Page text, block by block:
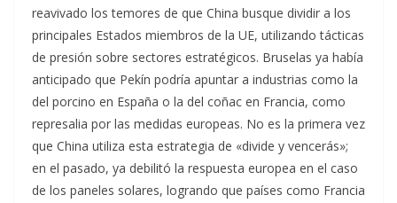
reavivado los temores de que China busque dividir a los
principales Estados miembros de la UE, utilizando tácticas
de presión sobre sectores estratégicos. Bruselas ya había
anticipado que Pekín podría apuntar a industrias como la
del porcino en España o la del coñac en Francia, como
represalia por las medidas europeas. No es la primera vez
que China utiliza esta estrategia de «divide y vencerás»;
en el pasado, ya debilitó la respuesta europea en el caso
de los paneles solares, logrando que países como Francia